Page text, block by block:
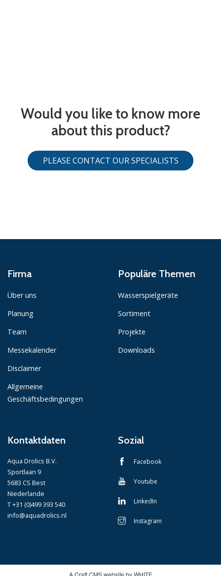
Would you like to know more
about this product?
PLEASE CONTACT OUR SPECIALISTS
Firma
Über uns
Planung
Team
Messekalender
Disclaimer
Allgemeine
Geschäftsbedingungen
Populäre Themen
Wasserspielgeräte
Sortiment
Projekte
Downloads
Kontaktdaten
Aqua Drolics B.V.
Sportlaan 9
5683 CS Best
Niederlande
T +31 (0)499 393 540
info@aquadrolics.nl
Sozial
Facebook
Youtube
LinkedIn
Instagram
A Craft CMS website by WHITE